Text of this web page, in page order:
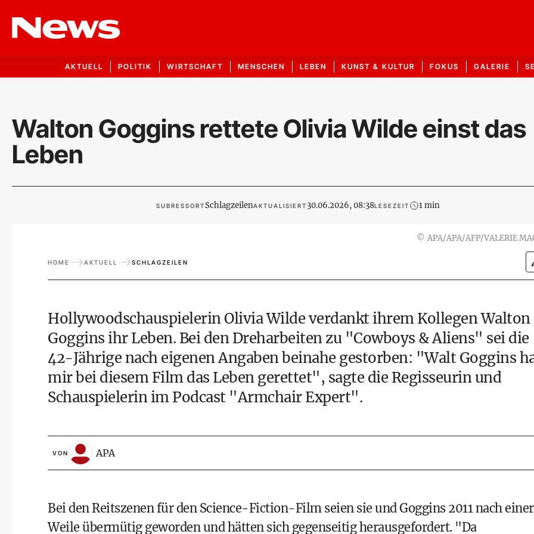
AKTUELL POLITIK WIRTSCHAFT MENSCHEN LEBEN KUNST & KULTUR FOKUS GALERIE
Walton Goggins rettete Olivia Wilde einst das
Leben
SUBRESSORTSchlagzeilenAKTUALISIERT 30.06.2026, 08:38LESEZEIT 1 min
© APA/APA/AFP/VALERIE
HOME AKTUELL SCHLAGZEILEN
Hollywoodschauspielerin Olivia Wilde verdankt ihrem Kollegen Walton
Goggins ihr Leben. Bei den Dreharbeiten zu "Cowboys & Aliens" sei die
42-Jährige nach eigenen Angaben beinahe gestorben: "Walt Goggins
mir bei diesem Film das Leben gerettet", sagte die Regisseurin und
Schauspielerin im Podcast "Armchair Expert".
VON APA
Bei den Reitszenen für den Science-Fiction-Film seien sie und Goggins 2011 nach einer
Weile übermütig geworden und hätten sich gegenseitig herausgefordert. "Da